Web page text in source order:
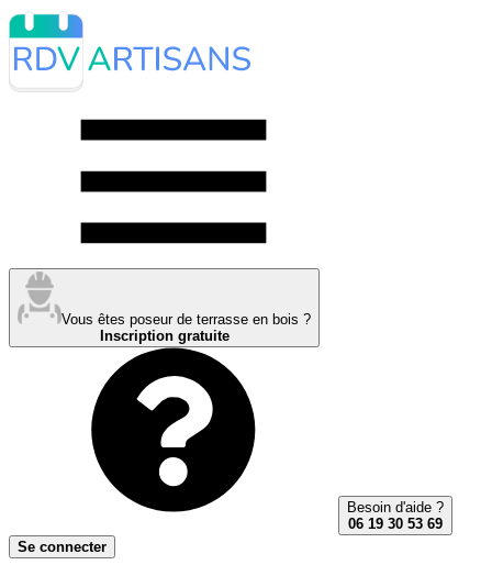
Vous êtes poseur de terrasse en bois ?
Inscription gratuite
Besoin d'aide ?
06 19 30 53 69
Se connecter